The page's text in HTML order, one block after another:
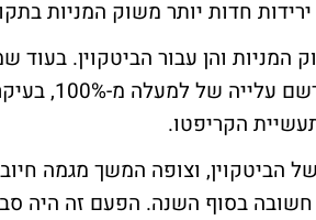
חדות יותר משוק המניות
ב-23% ו-29%
הקריפטו.
הביטקוין, וצופה המשך מגמה